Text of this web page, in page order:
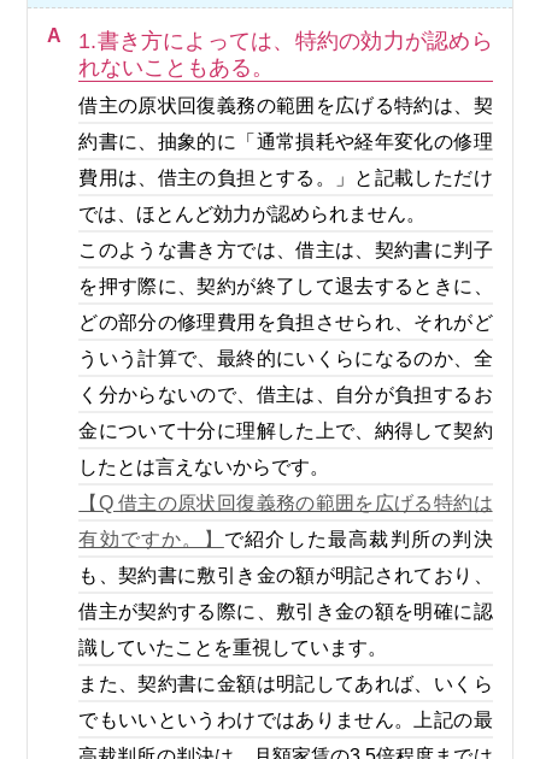
A
1.書き方によっては、特約の効力が認めら
れないこともある。
借主の原状回復義務の範囲を広げる特約は、契
約書に、抽象的に「通常損耗や経年変化の修理
費用は、借主の負担とする。」と記載しただけ
では、ほとんど効力が認められません。
このような書き方では、借主は、契約書に判子
を押す際に、契約が終了して退去するときに、
どの部分の修理費用を負担させられ、それがど
ういう計算で、最終的にいくらになるのか、全
く分からないので、借主は、自分が負担するお
金について十分に理解した上で、納得して契約
したとは言えないからです。
【Q 借主の原状回復義務の範囲を広げる特約は
有効ですか。】 で紹介した最高裁判所の判決
も、契約書に敷引き金の額が明記されており、
借主が契約する際に、敷引き金の額を明確に認
識していたことを重視しています。
また、契約書に金額は明記してあれば、いくら
でもいいというわけではありません。上記の最